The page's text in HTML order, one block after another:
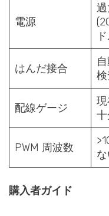
電源
はんだ接合
配線ゲージ
PWM 周波数
購入者ガイド